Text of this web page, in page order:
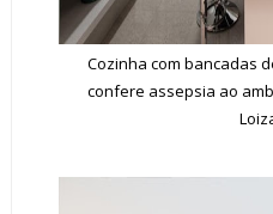
Cozinha com bancadas
confere assepsia ao